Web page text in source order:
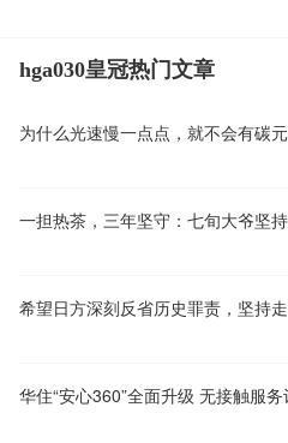
hga030皇冠热门文章